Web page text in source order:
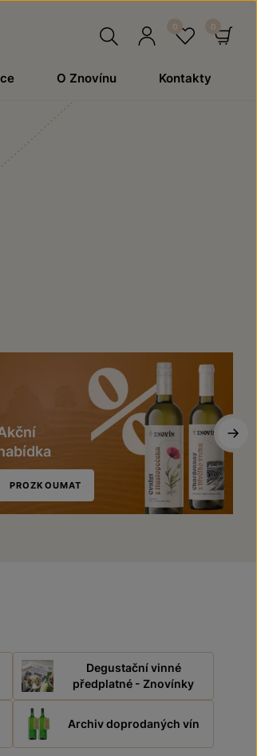
O Znovínu Kontakty
PROZKOUMAT
Degustační vinné
předplatné - Znovínky
Archiv doprodaných vín